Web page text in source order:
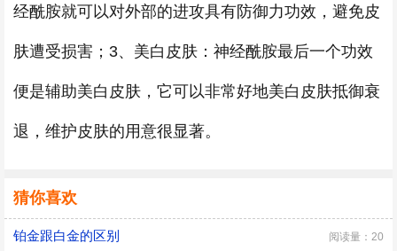
经酰胺就可以对外部的进攻具有防御力功效，避免皮
肤遭受损害；3、美白皮肤：神经酰胺最后一个功效
便是辅助美白皮肤，它可以非常好地美白皮肤抵御衰
退，维护皮肤的用意很显著。
猜你喜欢
铂金跟白金的区别 阅读量：20